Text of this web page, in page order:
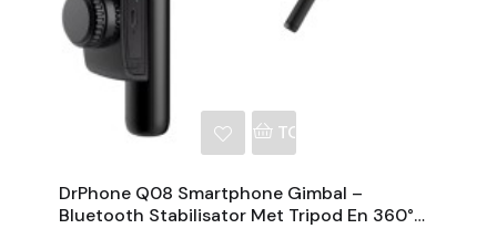
TOEVOEGEN AAN
DrPhone Q08 Smartphone Gimbal –
Bluetooth Stabilisator Met Tripod En 360°